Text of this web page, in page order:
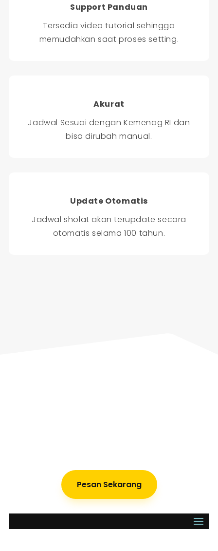
Support Panduan
Tersedia video tutorial sehingga
memudahkan saat proses setting.
Akurat
Jadwal Sesuai dengan Kemenag RI dan
bisa dirubah manual.
Update Otomatis
Jadwal sholat akan terupdate secara
otomatis selama 100 tahun.
Pesan Sekarang